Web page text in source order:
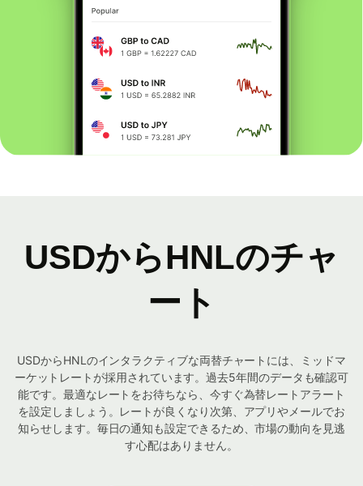
USDからHNLのチャ
ート
USDからHNLのインタラクティブな両替チャートには、ミッドマ
ーケットレートが採用されています。過去5年間のデータも確認可
能です。最適なレートをお待ちなら、今すぐ為替レートアラート
を設定しましょう。レートが良くなり次第、アプリやメールでお
知らせします。毎日の通知も設定できるため、市場の動向を見逃
す心配はありません。